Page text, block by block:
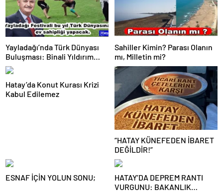
Yayladağı’nda Türk Dünyası
Buluşması: Binali Yıldırım
Güreş Ağası Oldu
Sahiller Kimin? Parası Olanın
mı, Milletin mi?
Hatay’da Konut Kurası Krizi
Kabul Edilemez
“HATAY KÜNEFEDEN İBARET
DEĞİLDİR!”
​ESNAF İÇİN YOLUN SONU;
HATAY’DA DEPREM RANTI
VURGUNU: BAKANLIK